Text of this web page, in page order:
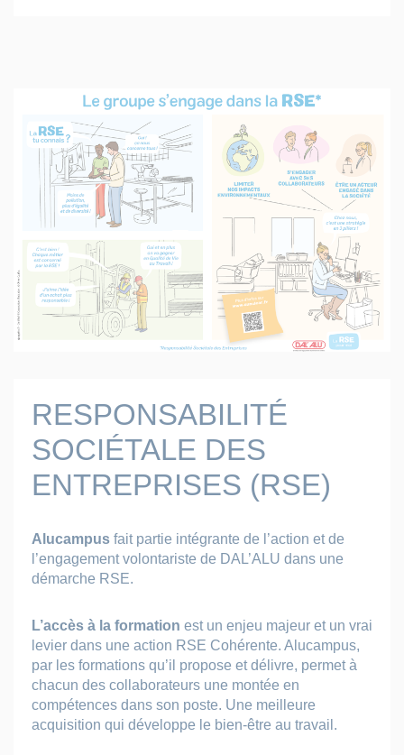
RESPONSABILITÉ
SOCIÉTALE DES
ENTREPRISES (RSE)
Alucampus fait partie intégrante de l’action et de
l’engagement volontariste de DAL’ALU dans une
démarche RSE.
L’accès à la formation est un enjeu majeur et un vrai
levier dans une action RSE Cohérente. Alucampus,
par les formations qu’il propose et délivre, permet à
chacun des collaborateurs une montée en
compétences dans son poste. Une meilleure
acquisition qui développe le bien-être au travail.